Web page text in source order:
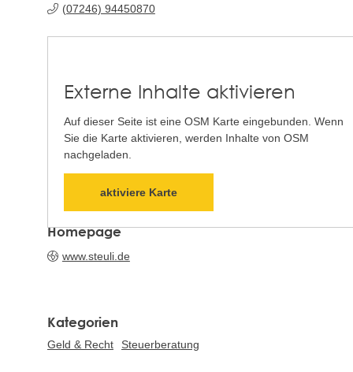
Externe Inhalte aktivieren
Auf dieser Seite ist eine OSM Karte eingebunden. Wenn
Sie die Karte aktivieren, werden Inhalte von OSM
nachgeladen.
aktiviere Karte
(07246) 94450870
Homepage
www.steuli.de
Geld & Recht Steuerberatung